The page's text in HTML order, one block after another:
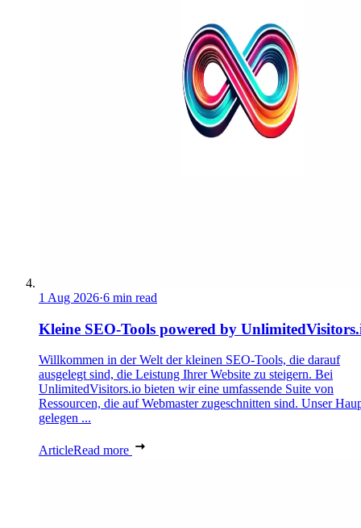
1 Aug 2026·6 min read
Kleine SEO-Tools powered by
Willkommen in der Welt der kleinen SEO-Tools, die darauf
ausgelegt sind, die Leistung Ihrer Website zu steigern. Bei
UnlimitedVisitors.io bieten wir eine umfassende Suite von
Ressourcen, die auf Webmaster zugeschnitten sind. Unser
gelegen ...
ArticleRead more